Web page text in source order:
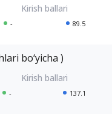
- 89.5
bo‘yicha )
- 137.1